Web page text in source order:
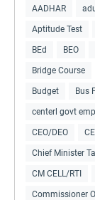
AADHAR
Aptitude Test
BEd BEO
Bridge Course
Budget Bus
centerl govt
CEO/DEO
Chief Minister
CM CELL/RTI
Commissioner